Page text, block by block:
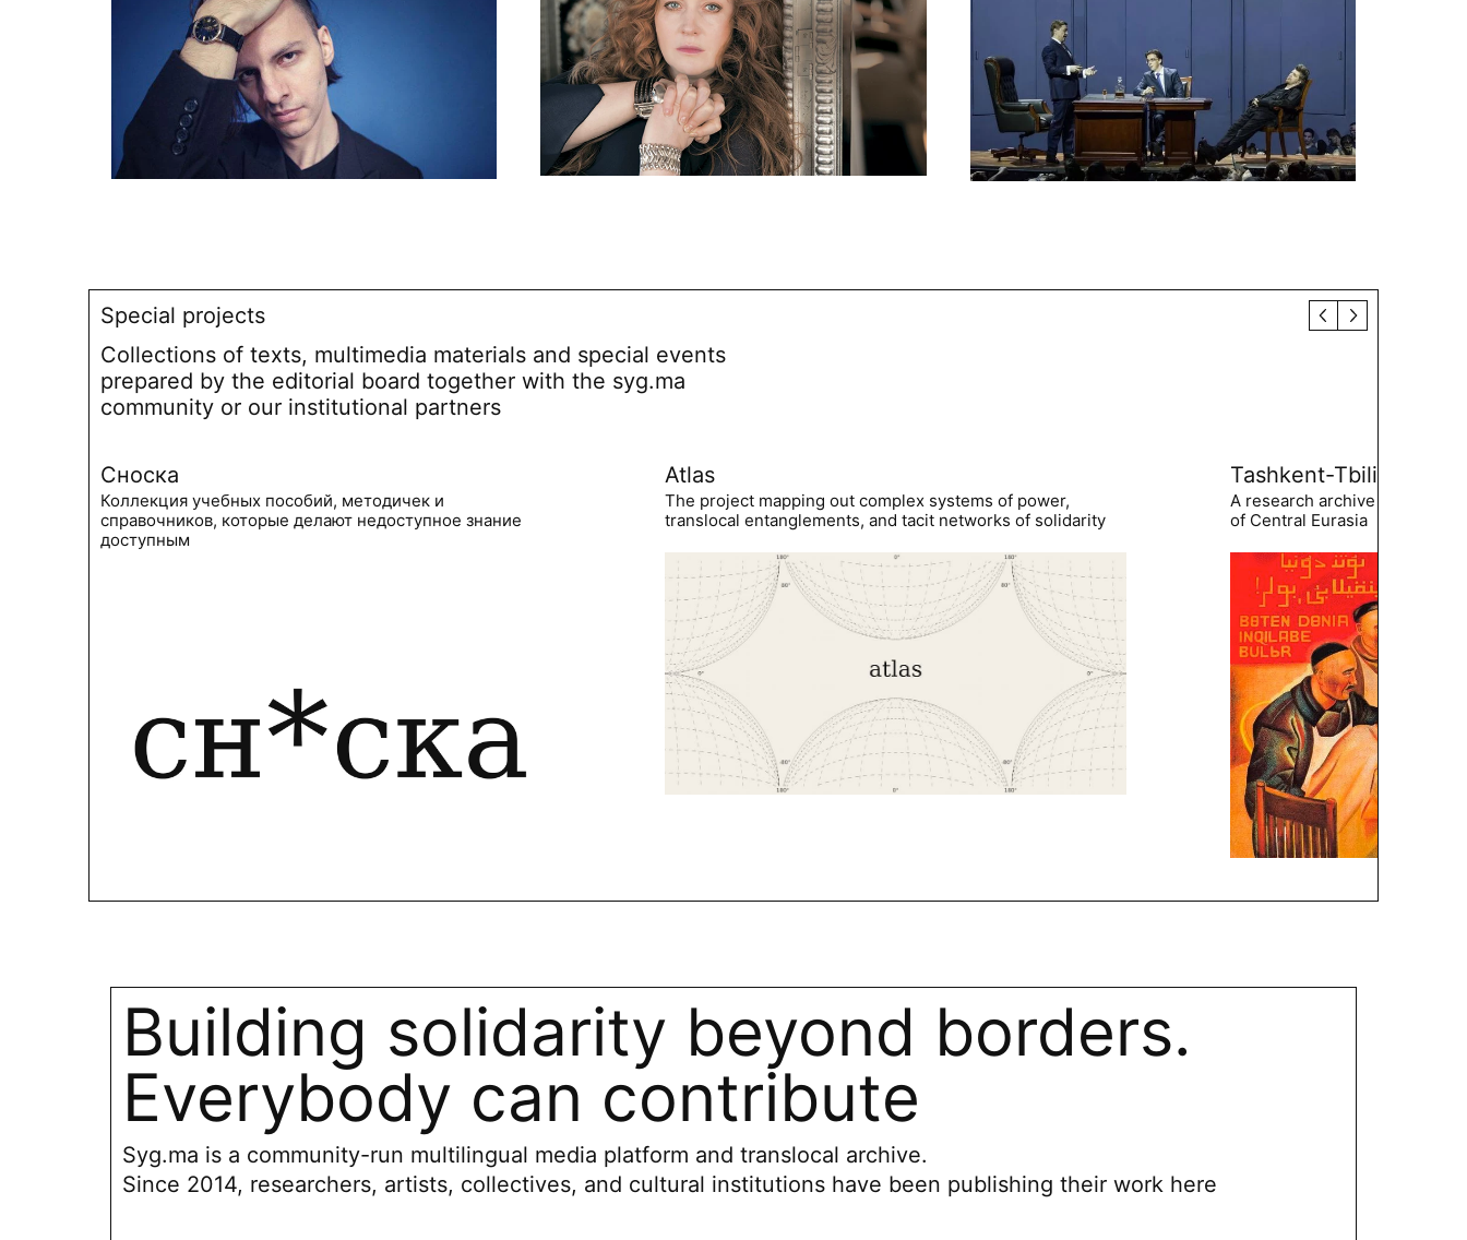
Special projects
Collections of texts, multimedia materials and special events
prepared by the editorial board together with the syg.ma
community or our institutional partners
Сноска
Коллекция учебных пособий, методичек и
справочников, которые делают недоступное знание
доступным
Atlas
The project mapping out complex systems of power,
translocal entanglements, and tacit networks of solidarity
Tashkent-Tbilisi
A research archive of the
of Central Eurasia
Building solidarity beyond borders.
Everybody can contribute
Syg.ma is a community-run multilingual media platform and translocal archive.
Since 2014, researchers, artists, collectives, and cultural institutions have been publishing their work here